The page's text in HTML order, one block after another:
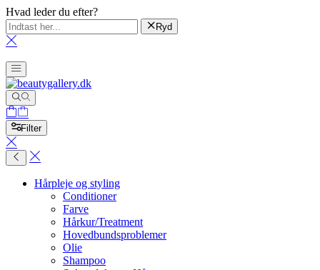
Hvad leder du efter?
Ryd
Filter
Hårpleje og styling
Conditioner
Farve
Hårkur/Treatment
Hovedbundsproblemer
Olie
Shampoo